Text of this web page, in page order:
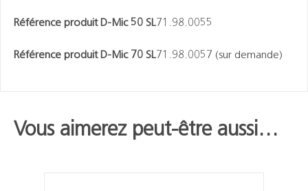
Référence produit D-Mic 50 SL71.98.0055
Référence produit D-Mic 70 SL71.98.0057 (sur demande)
Vous aimerez peut-être aussi…